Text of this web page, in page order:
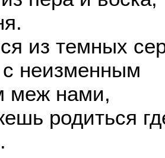
из темных
неизменным
меж нами,
родиться